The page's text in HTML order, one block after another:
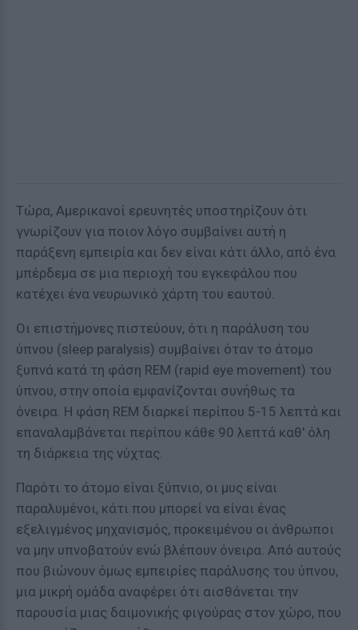
Τώρα, Αμερικανοί ερευνητές υποστηρίζουν ότι
γνωρίζουν για ποιον λόγο συμβαίνει αυτή η
παράξενη εμπειρία και δεν είναι κάτι άλλο, από ένα
μπέρδεμα σε μια περιοχή του εγκεφάλου που
κατέχει ένα νευρωνικό χάρτη του εαυτού.
Οι επιστήμονες πιστεύουν, ότι η παράλυση του
ύπνου (sleep paralysis) συμβαίνει όταν το άτομο
ξυπνά κατά τη φάση REM (rapid eye movement) του
ύπνου, στην οποία εμφανίζονται συνήθως τα
όνειρα. Η φάση REM διαρκεί περίπου 5-15 λεπτά και
επαναλαμβάνεται περίπου κάθε 90 λεπτά καθ' όλη
τη διάρκεια της νύχτας.
Παρότι το άτομο είναι ξύπνιο, οι μυς είναι
παραλυμένοι, κάτι που μπορεί να είναι ένας
εξελιγμένος μηχανισμός, προκειμένου οι άνθρωποι
να μην υπνοβατούν ενώ βλέπουν όνειρα. Από αυτούς
που βιώνουν όμως εμπειρίες παράλυσης του ύπνου,
μια μικρή ομάδα αναφέρει ότι αισθάνεται την
παρουσία μιας δαιμονικής φιγούρας στον χώρο, που